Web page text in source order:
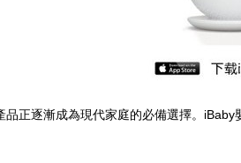
品正逐漸成為現代家庭的必備選擇。